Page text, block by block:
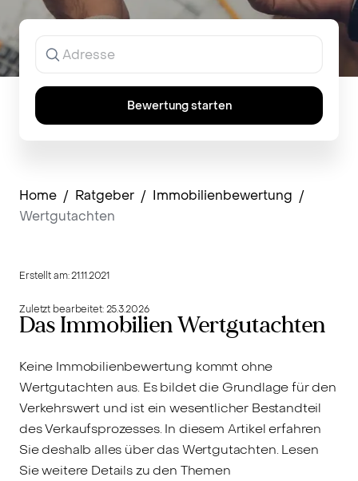
werden
der
Eingabe
angezeigt.
Bewertung starten
Home / Ratgeber / Immobilienbewertung /
Wertgutachten
Erstellt am:21.11.2021
Zuletzt bearbeitet:25.3.2026
Das Immobilien Wertgutachten
Keine Immobilienbewertung kommt ohne
Wertgutachten aus. Es bildet die Grundlage für den
Verkehrswert und ist ein wesentlicher Bestandteil
des Verkaufsprozesses. In diesem Artikel erfahren
Sie deshalb alles über das Wertgutachten. Lesen
Sie weitere Details zu den Themen